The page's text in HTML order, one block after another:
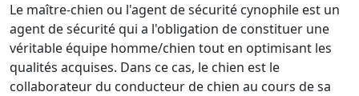
Le maître-chien ou l'agent de sécurité cynophile est un
agent de sécurité qui a l'obligation de constituer une
véritable équipe homme/chien tout en optimisant les
qualités acquises. Dans ce cas, le chien est le
collaborateur du conducteur de chien au cours de sa